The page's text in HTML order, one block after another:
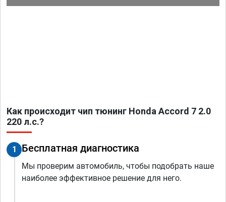
Как происходит чип тюнинг Honda Accord 7 2.0
220 л.с.?
1 Бесплатная диагностика
Мы проверим автомобиль, чтобы подобрать наше
наиболее эффективное решение для него.